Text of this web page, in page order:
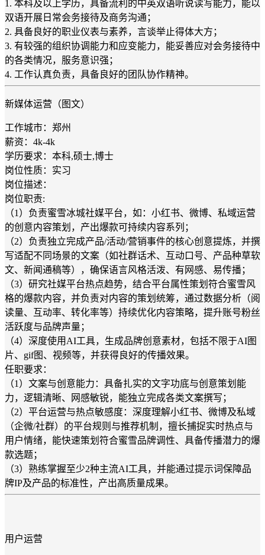
1. 本科及以上学历，具备流利的中英双语听说读写能力，能以
双语开展日常会务接待及商务沟通；
2. 具备良好的职业仪表与素养，言谈举止得体大方；
3. 有较强的组织协调能力和应变能力，能妥善应对会务接待中
的各类情况，服务意识强；
4. 工作认真负责，具备良好的团队协作精神。
新媒体运营（图文）
工作城市：郑州
薪资：4k-4k
学历要求：本科,硕士,博士
岗位性质：实习
岗位描述：
岗位职责:
（1）负责蜜雪冰城社媒平台，如：小红书、微博、私域运营
的创意内容策划，产出爆款可持续内容系列；
（2）负责独立完成产品/活动/营销事件的核心创意提炼，并撰
写适配不同场景的文案（如社群话术、互动口号、产品种草软
文、新闻通稿等），确保语言风格活泼、有网感、易传播；
（3）研究社媒平台热点趋势，结合平台属性策划符合蜜雪风
格的爆款内容，并负责对内容的策划统筹，通过数据分析（阅
读量、互动率、转化率等）持续优化内容策略，提升账号粉丝
活跃度与品牌声量；
（4）深度使用AI工具，生成品牌创意素材，包括不限于AI图
片、gif图、视频等，并获得良好的传播效果。
任职要求：
（1）文案与创意能力：具备扎实的文字功底与创意策划能
力，逻辑清晰、网感敏锐，能独立完成各类文案撰写；
（2）平台运营与热点敏感度：深度理解小红书、微博及私域
（企微/社群）的平台规则与推荐机制，擅长捕捉实时热点与
用户情绪，能快速策划符合蜜雪品牌调性、具备传播潜力的爆
款选题；
（3）熟练掌握至少2种主流AI工具，并能通过提示词保障品
牌IP及产品的标准性，产出高质量成果。
用户运营